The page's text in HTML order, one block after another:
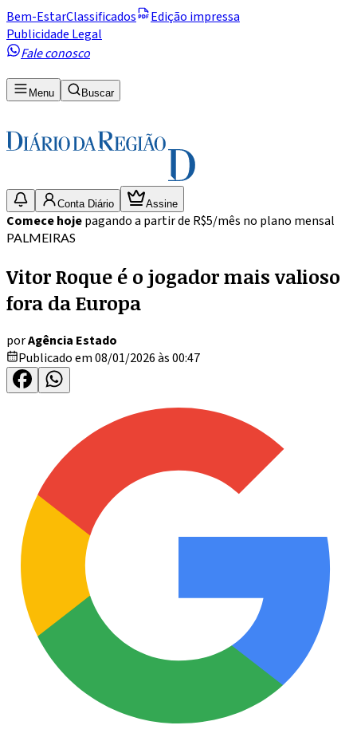
Bem-EstarClassificados
Edição impressa
Publicidade Legal
Fale conosco
Menu Buscar
Conta Diário Assine
Comece hojepagando a partir de R$5/mês no plano mensal
PALMEIRAS
Vitor Roque é o jogador mais valioso
fora da Europa
porAgência Estado
Publicado em 08/01/2026 às 00:47